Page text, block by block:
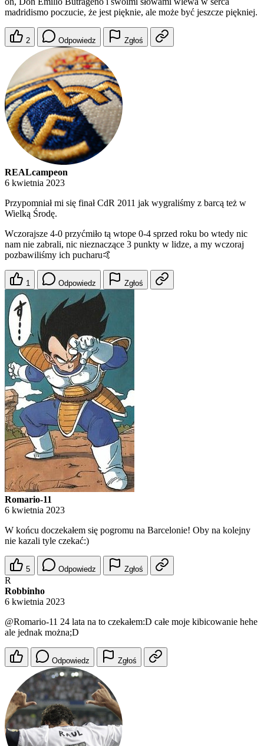
madridismo poczucie, że jest pięknie, ale może być jeszcze piękniej.
2 Odpowiedz Zgłoś
REALcampeon
6 kwietnia 2023
Przypomniał mi się finał CdR 2011 jak wygraliśmy z barcą też w
Wielką Środę.
Wczorajsze 4-0 przyćmiło tą wtope 0-4 sprzed roku bo wtedy nic
nam nie zabrali, nic nieznaczące 3 punkty w lidze, a my wczoraj
pozbawiliśmy ich pucharu🤙
1 Odpowiedz Zgłoś
Romario-11
6 kwietnia 2023
W końcu doczekałem się pogromu na Barcelonie! Oby na kolejny
nie kazali tyle czekać:)
5 Odpowiedz Zgłoś
R
Robbinho
6 kwietnia 2023
@Romario-11 24 lata na to czekałem:D całe moje kibicowanie hehe
ale jednak można;D
Odpowiedz Zgłoś